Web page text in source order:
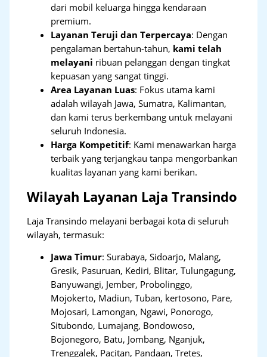
dari mobil keluarga hingga kendaraan
premium.
Layanan Teruji dan Terpercaya: Dengan
pengalaman bertahun-tahun, kami telah
melayani ribuan pelanggan dengan tingkat
kepuasan yang sangat tinggi.
Area Layanan Luas: Fokus utama kami
adalah wilayah Jawa, Sumatra, Kalimantan,
dan kami terus berkembang untuk melayani
seluruh Indonesia.
Harga Kompetitif: Kami menawarkan harga
terbaik yang terjangkau tanpa mengorbankan
kualitas layanan yang kami berikan.
Wilayah Layanan Laja Transindo
Laja Transindo melayani berbagai kota di seluruh
wilayah, termasuk:
Jawa Timur:Surabaya, Sidoarjo, Malang,
Gresik, Pasuruan, Kediri, Blitar, Tulungagung,
Banyuwangi, Jember, Probolinggo,
Mojokerto, Madiun, Tuban, kertosono, Pare,
Mojosari, Lamongan, Ngawi, Ponorogo,
Situbondo, Lumajang, Bondowoso,
Bojonegoro, Batu, Jombang, Nganjuk,
Trenggalek, Pacitan, Pandaan, Tretes,